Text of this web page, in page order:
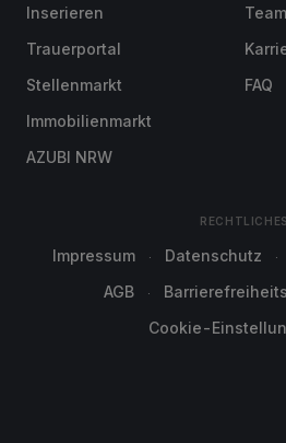
Inserieren
Trauerportal
Stellenmarkt
Immobilienmarkt
AZUBI NRW
Team
FAQ
RECHTLICHES
Impressum Datenschutz
AGB
Cookie-